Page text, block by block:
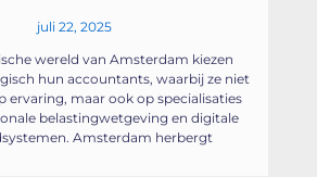
juli 22, 2025
wereld van Amsterdam kiezen
hun accountants, waarbij ze niet
ervaring, maar ook op specialisaties
belastingwetgeving en digitale
Amsterdam herbergt